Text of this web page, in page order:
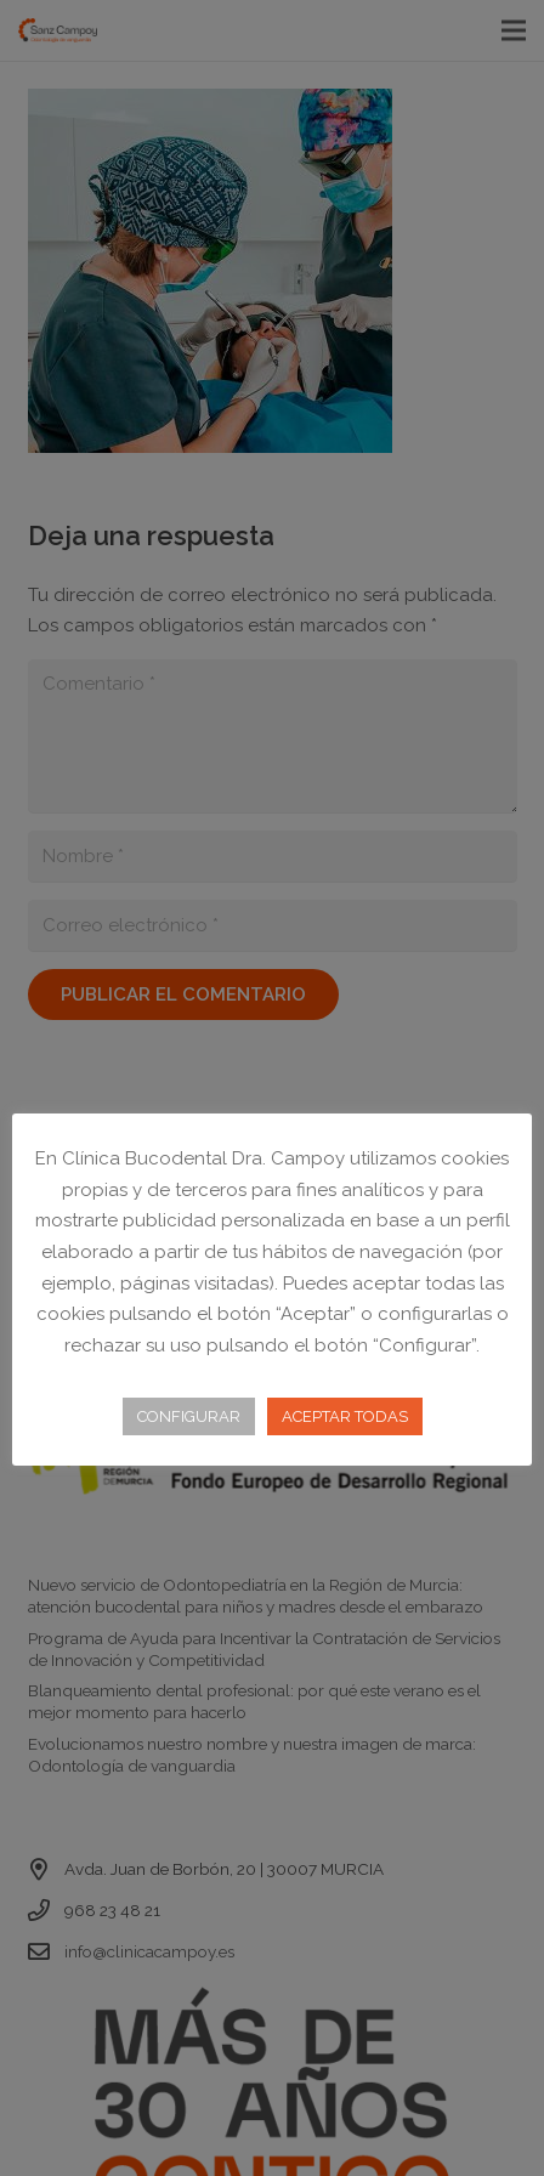
Deja una respuesta
Tu dirección de correo electrónico no será publicada.
Los campos obligatorios están marcados con *
PUBLICAR EL COMENTARIO
LUNES a VIERNES:
9:00 20:00 ininterrumpidamente
NO CERRAMOS A MEDIODÍA
Nuevo servicio de Odontopediatría en la Región de Murcia:
atención bucodental para niños y madres desde el embarazo
Programa de Ayuda para Incentivar la Contratación de Servicios
de Innovación y Competitividad
Blanqueamiento dental profesional: por qué este verano es el
mejor momento para hacerlo
Evolucionamos nuestro nombre y nuestra imagen de marca:
Odontología de vanguardia
Avda. Juan de Borbón, 20 | 30007 MURCIA
968 23 48 21
info@clinicacampoy.es
En Clínica Bucodental Dra. Campoy utilizamos cookies
propias y de terceros para fines analíticos y para
mostrarte publicidad personalizada en base a un perfil
elaborado a partir de tus hábitos de navegación (por
ejemplo, páginas visitadas). Puedes aceptar todas las
cookies pulsando el botón “Aceptar” o configurarlas o
rechazar su uso pulsando el botón “Configurar”.
CONFIGURAR ACEPTAR TODAS